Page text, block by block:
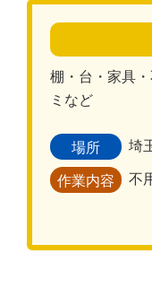
棚・台・家具
ミなど
場所 埼
作業内容 不